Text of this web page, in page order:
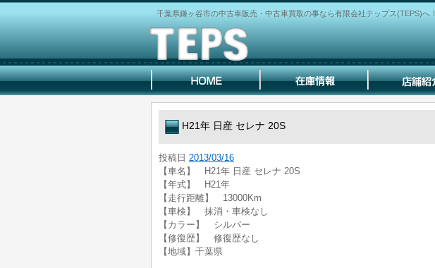
千葉県鎌ヶ谷市の中古車販売・中古車買取の事なら有限会社テップス(TEPS)へ！
H21年 日産 セレナ 20S
投稿日 2013/03/16
【車名】 H21年 日産 セレナ 20S
【年式】 H21年
【走行距離】 13000Km
【車検】 抹消・車検なし
【カラー】 シルバー
【修復歴】 修復歴なし
【地域】千葉県